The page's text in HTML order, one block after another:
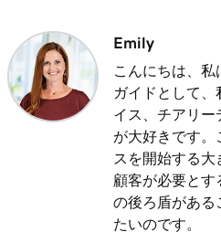
レッスン 10 (/ 20)
GoDaddy Smart Terminal
て適用する
レッスン 11 (/ 20)
ターミナルアプリで税金
レッスン 12 (/ 20)
スマートターミナルで割
Emily
こんにちは、
ガイドとして
イス、チアリー
が大好きです。
スを開始する大
顧客が必要とす
の後ろ盾がある
たいのです。